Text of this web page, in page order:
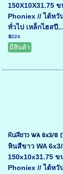
150X10X31.75
Phoniex // ไต้หวั
ทั่วไป เหล็กไฮสปี...
฿224
มีสินค้า
หินสีขาว WA 6x3/8
หินสีขาว WA
150x10x31.75 ข
Phoniex // ไต้หวั